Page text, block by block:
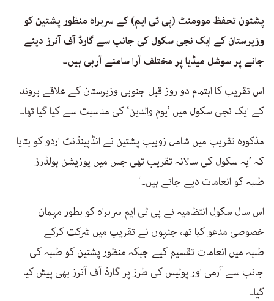
پشتون تحفظ موومنٹ (پی ٹی ایم) کے سربراہ منظور پشتین کو
وزیرستان کے ایک نجی سکول کی جانب سے گارڈ آف آنرز دیئے
جانے پر سوشل میڈیا پر مختلف آرا سامنے آرہی ہیں۔
اس تقریب کا اہتمام دو روز قبل جنوبی وزیرستان کے علاقے بروند
کے ایک نجی سکول میں ’یوم والدین‘ کی مناسبت سے کیا گیا تھا۔
مذکورہ تقریب میں شامل زوہیب پشتین نے انڈپینڈنٹ اردو کو بتایا
کہ ’یہ سکول کی سالانہ تقریب تھی جس میں پوزیشن ہولڈرز
طلبہ کو انعامات دیے جاتے ہیں۔‘
اس سال سکول انتظامیہ نے پی ٹی ایم سربراہ کو بطور مہمان
خصوصی مدعو کیا تھا، جنہوں نے تقریب میں شرکت کرکے
طلبہ میں انعامات تقسیم کیے جبکہ منظور پشتین کو طلبہ کی
جانب سے آرمی اور پولیس کی طرز پر گارڈ آف آنرز بھی پیش کیا
گیا۔